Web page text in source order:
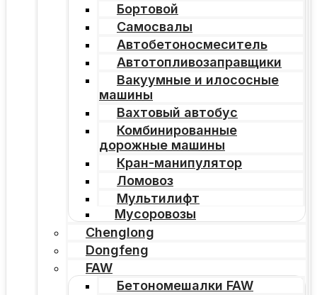
Бортовой
Самосвалы
Автобетоносмеситель
Автотопливозаправщики
Вакуумные и илососные
машины
Вахтовый автобус
Комбинированные
дорожные машины
Кран-манипулятор
Ломовоз
Мультилифт
Мусоровозы
Chenglong
Dongfeng
FAW
Бетономешалки FAW